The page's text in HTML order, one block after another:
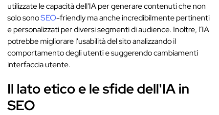
utilizzate le capacità dell'IA per generare contenuti che non
solo sonoSEO-friendly ma anche incredibilmente pertinenti
e personalizzati per diversi segmenti di audience. Inoltre, l’IA
potrebbe migliorare l'usabilità del sito analizzando il
comportamento degli utenti e suggerendo cambiamenti
interfaccia utente.
Il lato etico e le sfide dell'IA in
SEO